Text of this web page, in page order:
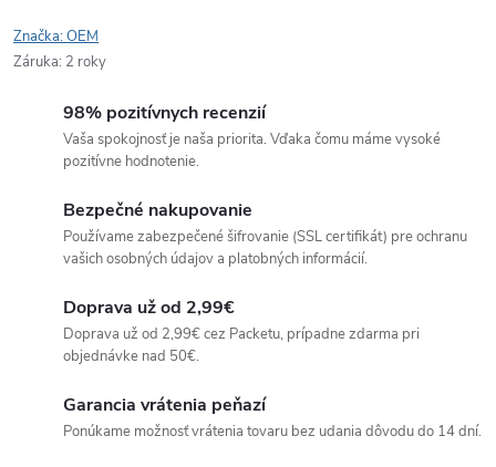
Značka:OEM
Záruka: 2 roky
98% pozitívnych recenzií
Vaša spokojnosť je naša priorita. Vďaka čomu máme vysoké
pozitívne hodnotenie.
Bezpečné nakupovanie
Používame zabezpečené šifrovanie (SSL certifikát) pre ochranu
vašich osobných údajov a platobných informácií.
Doprava už od 2,99€
Doprava už od 2,99€ cez Packetu, prípadne zdarma pri
objednávke nad 50€.
Garancia vrátenia peňazí
Ponúkame možnosť vrátenia tovaru bez udania dôvodu do 14 dní.